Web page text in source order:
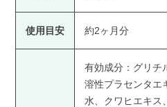
使用目安 約2ヶ月分
有効成分：グリチ
溶性プラセンタエ
水、クワヒエキス